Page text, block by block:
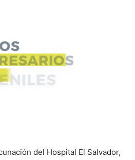
del Hospital El Salvador,